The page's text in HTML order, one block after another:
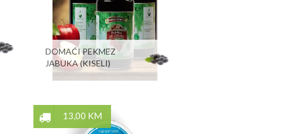
DOMAĆI PEKMEZ
JABUKA (KISELI)
13,00 KM